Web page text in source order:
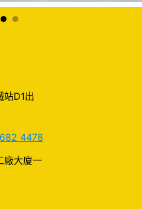
站D1出
4478
廠大廈一